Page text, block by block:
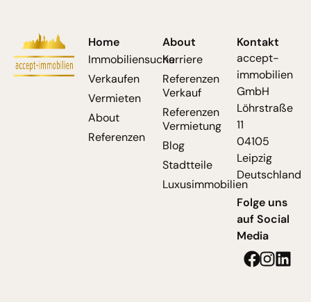
Home
Immobiliensuche
Verkaufen
Vermieten
About
Referenzen
About
Karriere
Referenzen
Verkauf
Referenzen
Vermietung
Blog
Stadtteile
Luxusimmobilien
Kontakt
accept-
immobilien
GmbH
Löhrstraße
11
04105
Leipzig
Deutschland
Folge uns
auf Social
Media